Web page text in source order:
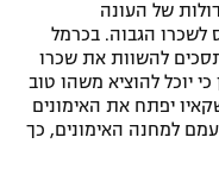
של העונה
לשכרו הגבוה. בכרמל
להשוות את שכרו
יוכל להוציא משהו טוב
יפתח את האימונים
עמם למחנה האימונים, כך